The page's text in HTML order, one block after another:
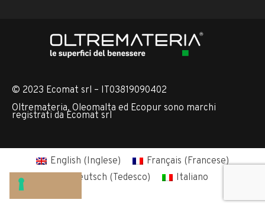
© 2023 Ecomat srl – IT03819090402
Oltremateria, Oleomalta ed Ecopur sono marchi
registrati da Ecomat srl
English (Inglese) Français (Francese)
Deutsch (Tedesco) Italiano